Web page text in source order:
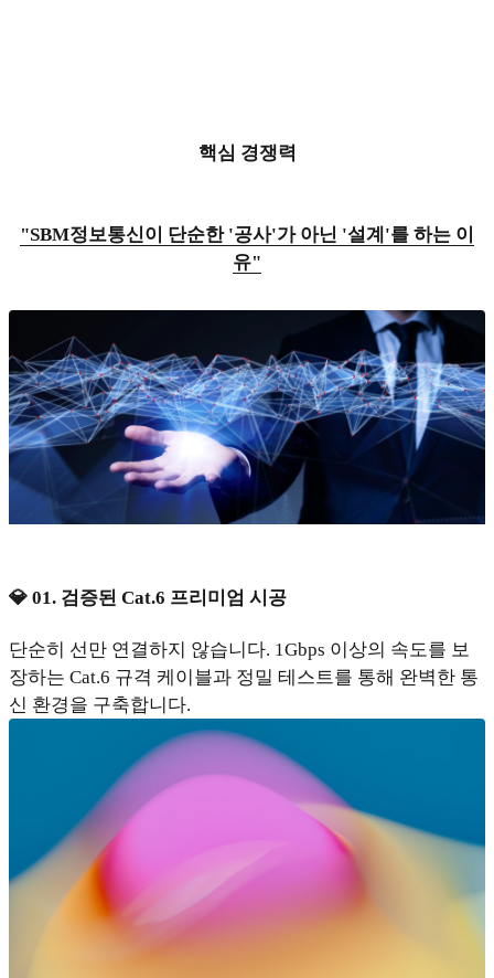
핵심 경쟁력
"SBM정보통신이 단순한 '공사'가 아닌 '설계'를 하는 이
유"
💎 01. 검증된 Cat.6 프리미엄 시공
단순히 선만 연결하지 않습니다. 1Gbps 이상의 속도를 보
장하는 Cat.6 규격 케이블과 정밀 테스트를 통해 완벽한 통
신 환경을 구축합니다.